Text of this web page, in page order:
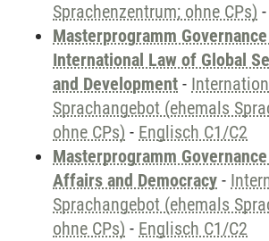
Sprachenzentrum; ohne CPs) -
Masterprogramm
International Law of Global
and Development -
Sprachangebot (ehemals
ohne CPs) - Englisch C1/C2
Masterprogramm
Affairs and Democracy -
Sprachangebot (ehemals
ohne CPs) - Englisch C1/C2